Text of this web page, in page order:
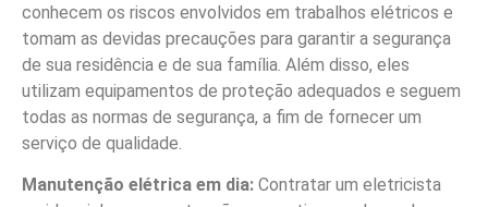
conhecem os riscos envolvidos em trabalhos elétricos e
tomam as devidas precauções para garantir a segurança
de sua residência e de sua família. Além disso, eles
utilizam equipamentos de proteção adequados e seguem
todas as normas de segurança, a fim de fornecer um
serviço de qualidade.
Manutenção elétrica em dia: Contratar um eletricista